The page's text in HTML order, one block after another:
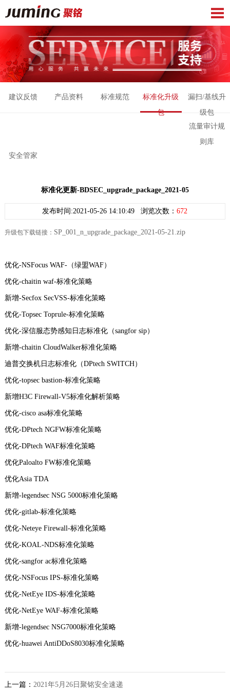
建议反馈 产品资料 标准规范
标准化升级
包
漏扫/基线升
级包
流量审计规
则库
安全管家
标准化更新-BDSEC_upgrade_package_2021-05
发布时间:2021-05-26 14:10:49 浏览次数：672
升级包下载链接： SP_001_n_upgrade_package_2021-05-21.zip
优化-NSFocus WAF-（绿盟WAF）
优化-chaitin waf-标准化策略
新增-Secfox SecVSS-标准化策略
优化-Topsec Toprule-标准化策略
优化-深信服态势感知日志标准化（sangfor sip）
新增-chaitin CloudWalker标准化策略
迪普交换机日志标准化（DPtech SWITCH）
优化-topsec bastion-标准化策略
新增H3C Firewall-V5标准化解析策略
优化-cisco asa标准化策略
优化-DPtech NGFW标准化策略
优化-DPtech WAF标准化策略
优化Paloalto FW标准化策略
优化Asia TDA
新增-legendsec NSG 5000标准化策略
优化-gitlab-标准化策略
优化-Neteye Firewall-标准化策略
优化-KOAL-NDS标准化策略
优化-sangfor ac标准化策略
优化-NSFocus IPS-标准化策略
优化-NetEye IDS-标准化策略
优化-NetEye WAF-标准化策略
新增-legendsec NSG7000标准化策略
优化-huawei AntiDDoS8030标准化策略
上一篇： 2021年5月26日聚铭安全速递